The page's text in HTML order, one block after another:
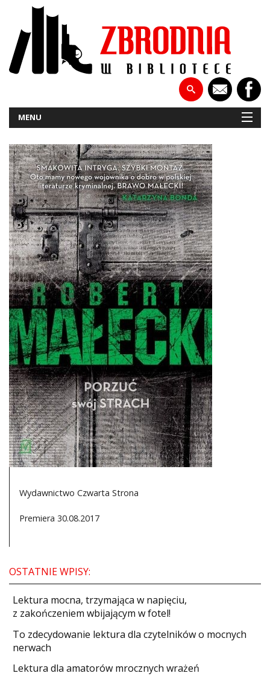
MENU
NOWOŚCI
PATRONATY
WYWIADY
RECENZJE
DO CZYTANIA
NA EKRANIE
KONTAKT
Wydawnictwo Czwarta Strona
Premiera 30.08.2017
OSTATNIE WPISY:
​Lektura mocna, trzymająca w napięciu,
z zakończeniem wbijającym w fotel!
​To zdecydowanie lektura dla czytelników o mocnych
nerwach
Lektura dla amatorów mrocznych wrażeń